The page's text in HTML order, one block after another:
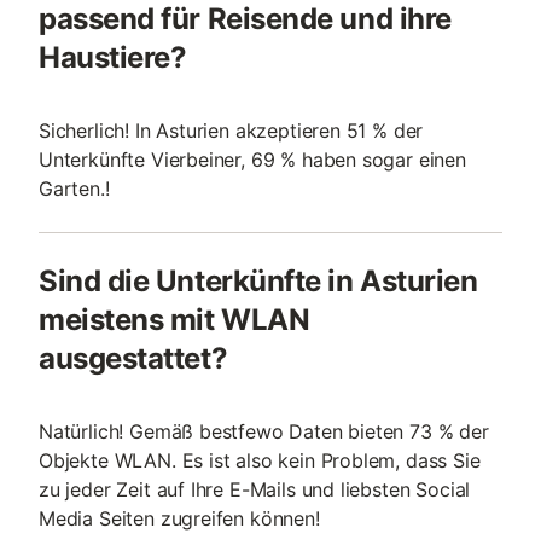
passend für Reisende und ihre
Haustiere?
Sicherlich! In Asturien akzeptieren 51 % der
Unterkünfte Vierbeiner, 69 % haben sogar einen
Garten.!
Sind die Unterkünfte in Asturien
meistens mit WLAN
ausgestattet?
Natürlich! Gemäß bestfewo Daten bieten 73 % der
Objekte WLAN. Es ist also kein Problem, dass Sie
zu jeder Zeit auf Ihre E-Mails und liebsten Social
Media Seiten zugreifen können!